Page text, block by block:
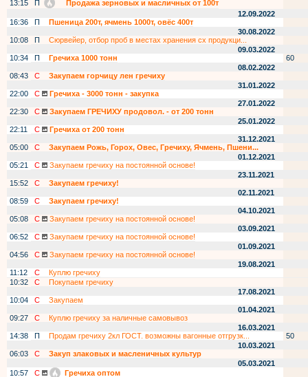
13:15 П
Продажа зерновых и масличных от 100т
12.09.2022
16:36
П
Пшеница 200т, ячмень 1000т, овёс 400т
30.08.2022
10:08
П
Сюрвейер, отбор проб в местах хранения сх продукци...
09.03.2022
10:34
П Гречиха 1000 тонн
60
08.02.2022
08:43
С
Закупаем горчицу лен гречиху
31.01.2022
22:00
С
Гречиха - 3000 тонн - закупка
27.01.2022
22:30
С
Закупаем ГРЕЧИХУ продовол. - от 200 тонн
25.01.2022
22:11
С
Гречиха от 200 тонн
31.12.2021
05:00
С
Закупаем Рожь, Горох, Овес, Гречиху, Ячмень, Пшени...
01.12.2021
05:21
С
Закупаем гречиху на постоянной основе!
23.11.2021
15:52
С
Закупаем гречиху!
02.11.2021
08:59
С
Закупаем гречиху!
04.10.2021
05:08
С
Закупаем гречиху на постоянной основе!
03.09.2021
06:52
С
Закупаем гречиху на постоянной основе!
01.09.2021
04:56
С
Закупаем гречиху на постоянной основе!
19.08.2021
11:12
С
Куплю гречиху
10:32
С
Покупаем гречиху
17.08.2021
10:04
С
Закупаем
01.04.2021
09:27
С
Куплю гречиху за наличные самовывоз
16.03.2021
14:38
П Продам гречиху 2кл ГОСТ. возможны вагонные отгрузк...
50
10.03.2021
06:03
С
Закуп злаковых и масленичных культур
05.03.2021
10:57
С
Гречиха оптом